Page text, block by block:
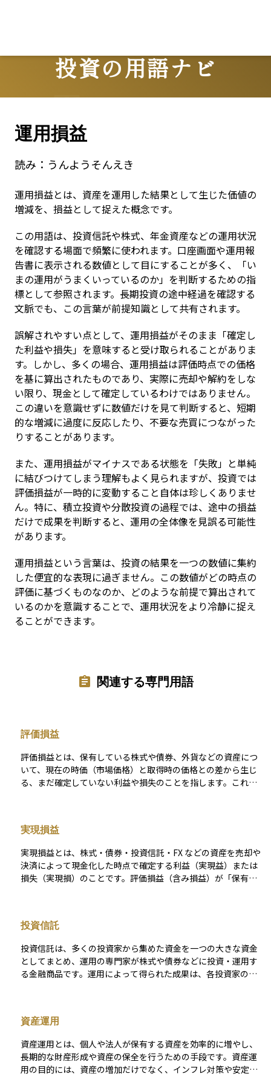
投資の用語ナビ
Terms
運用損益
読み： うんようそんえき
運用損益とは、資産を運用した結果として生じた価値の
増減を、損益として捉えた概念です。
この用語は、投資信託や株式、年金資産などの運用状況
を確認する場面で頻繁に使われます。口座画面や運用報
告書に表示される数値として目にすることが多く、「い
まの運用がうまくいっているのか」を判断するための指
標として参照されます。長期投資の途中経過を確認する
文脈でも、この言葉が前提知識として共有されます。
誤解されやすい点として、運用損益がそのまま「確定し
た利益や損失」を意味すると受け取られることがありま
す。しかし、多くの場合、運用損益は評価時点での価格
を基に算出されたものであり、実際に売却や解約をしな
い限り、現金として確定しているわけではありません。
この違いを意識せずに数値だけを見て判断すると、短期
的な増減に過度に反応したり、不要な売買につながった
りすることがあります。
また、運用損益がマイナスである状態を「失敗」と単純
に結びつけてしまう理解もよく見られますが、投資では
評価損益が一時的に変動すること自体は珍しくありませ
ん。特に、積立投資や分散投資の過程では、途中の損益
だけで成果を判断すると、運用の全体像を見誤る可能性
があります。
運用損益という言葉は、投資の結果を一つの数値に集約
した便宜的な表現に過ぎません。この数値がどの時点の
評価に基づくものなのか、どのような前提で算出されて
いるのかを意識することで、運用状況をより冷静に捉え
ることができます。
関連する専門用語
評価損益
評価損益とは、保有している株式や債券、外貨などの資産につ
いて、現在の時価（市場価格）と取得時の価格との差から生じ
る、まだ確定していない利益や損失のことを指します。これは
ば、評価益が20万円あるということになります。逆に、時価が
80万円に下がっていれば、評価損が20万円あるという状態で
す。ただし、これらはあくまで**「いま売れば得られる／損す
る可能性がある」金額**であり、将来の相場変動によって増減
する可能性があります。 企業の決算書などでは、評価損益を財
なる場合があります。個人投資家にとっても、資産の実態を把
す。
実現損益
実現損益とは、株式・債券・投資信託・FX などの資産を売却や
決済によって現金化した時点で確定する利益（実現益）または
損失（実現損）のことです。評価損益（含み損益）が「保有中
原価 − 取引コスト」で求めます。たとえば、100 株を 1 株 1,00
0 円（購入手数料 1,000 円）で取得し、その後 1,200 円（売却
手数料 1,000 円）で売却した場合、実現益は 18,000 円です。投
資信託で 10 万円を購入し、信託財産留保額 0.3％を差し引いて
12 万円で解約するケースでは、実現益は 19,640 円となりま
失が出た場合は年内の利益と相殺（損益通算）でき、相殺し切
です。NISA 口座での実現益は非課税ですが、その代わり損失は
損益通算の対象外となる点に注意が必要です。 運用成績を評価
するときは、含み益だけで判断せず、税引き後の実現損益を確
投資信託
投資信託は、多くの投資家から集めた資金を一つの大きな資金
としてまとめ、運用の専門家が株式や債券などに投資・運用す
る金融商品です。運用によって得られた成果は、各投資家の投
料などのコストが発生することにも注意が必要です。また、投
資信託ごとに運用方針やリスクの水準が異なり、運用の専門家
がその方針に基づいて投資先を選定し、資金を運用していきま
す。
資産運用
資産運用とは、個人や法人が保有する資産を効率的に増やし、
長期的な財産形成や資産の保全を行うための手段です。資産運
用の目的には、資産の増加だけでなく、インフレ対策や安定し